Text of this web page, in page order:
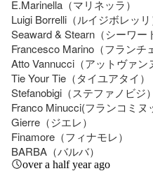
E.Marinella（マリネッラ）
Luigi Borrelli（ルイジボレッリ
Seaward & Stearn（シーワー
Francesco Marino（フランチ
Atto Vannucci（アットヴァン
Tie Your Tie（タイユアタイ）
Stefanobigi（ステファノビジ）
Franco Minucci(フランコミヌ
Gierre（ジエレ）
Finamore（フィナモレ）
BARBA（バルバ）
over a half year ago